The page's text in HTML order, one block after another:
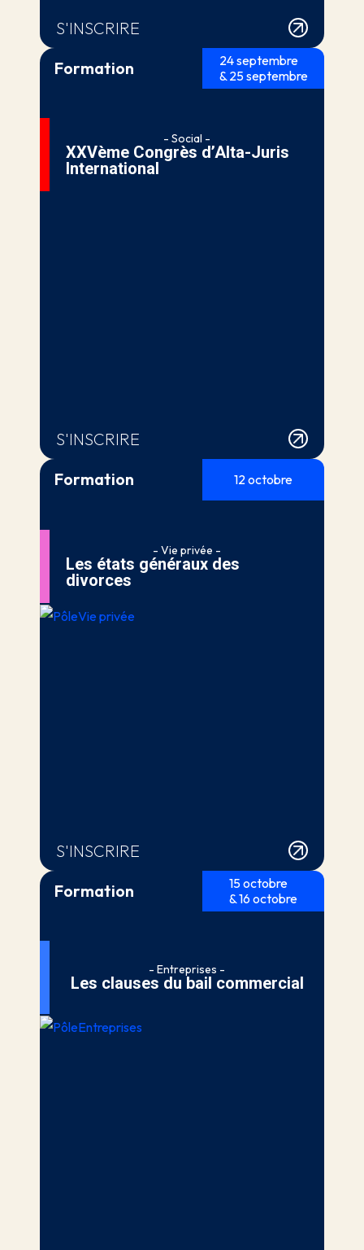
S'INSCRIRE
Formation
24 septembre
& 25 septembre
- Social -
XXVème Congrès d’Alta-Juris
International
S'INSCRIRE
Formation
12 octobre
- Vie privée -
Les états généraux des
divorces
S'INSCRIRE
Formation
15 octobre
& 16 octobre
- Entreprises -
Les clauses du bail commercial